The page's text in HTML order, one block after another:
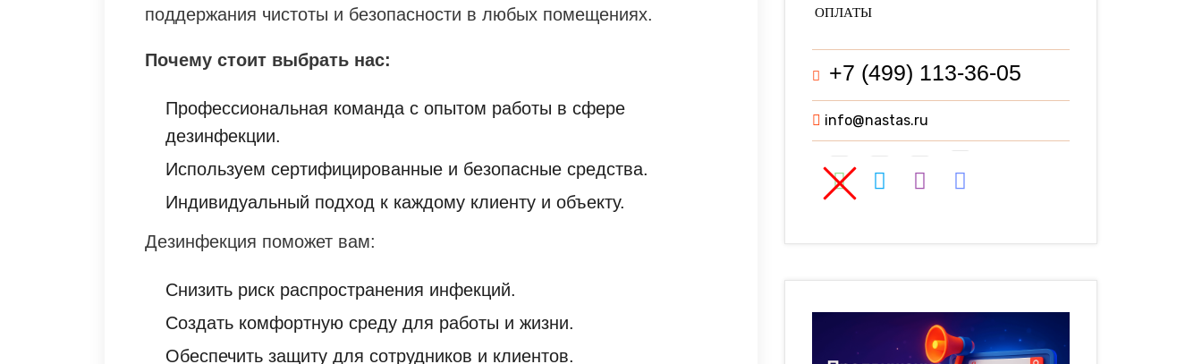
поддержания чистоты и безопасности в любых помещениях.
Почему стоит выбрать нас:
Профессиональная команда с опытом работы в сфере
дезинфекции.
Используем сертифицированные и безопасные средства.
Индивидуальный подход к каждому клиенту и объекту.
Дезинфекция поможет вам:
Снизить риск распространения инфекций.
Создать комфортную среду для работы и жизни.
Обеспечить защиту для сотрудников и клиентов.
ОПЛАТЫ
+7 (499) 113-36-05
info@nastas.ru